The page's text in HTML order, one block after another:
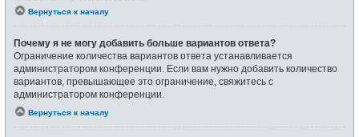
Вернуться к началу
Почему я не могу добавить больше вариантов ответа?
Ограничение количества вариантов ответа устанавливается
администратором конференции. Если вам нужно добавить количество
вариантов, превышающее это ограничение, свяжитесь с
администратором конференции.
Вернуться к началу